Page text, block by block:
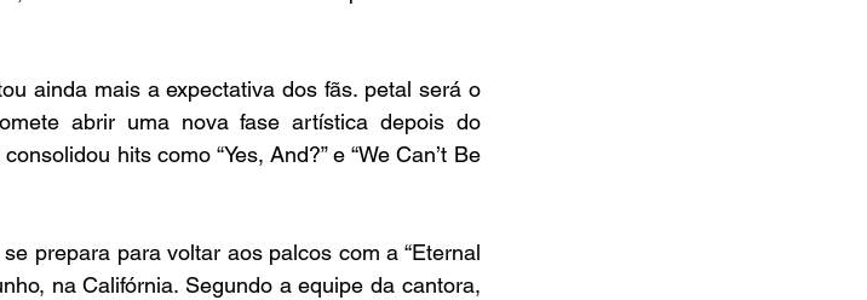
ainda mais a expectativa dos fãs. petal será o
abrir uma nova fase artística depois do
hits como “Yes, And?” e “We Can’t Be
prepara para voltar aos palcos com a “Eternal
na Califórnia. Segundo a equipe da cantora,